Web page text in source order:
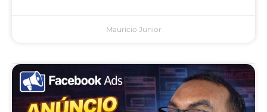
Mauricio Junior